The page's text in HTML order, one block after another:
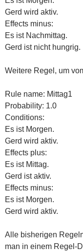
Gerd wird aktiv.
Effects minus:
Es ist Nachmittag.
Gerd ist nicht hungrig.
Weitere Regel, um
Rule name: Mittag1
Probability: 1.0
Conditions:
Es ist Morgen.
Gerd wird aktiv.
Effects plus:
Es ist Mittag.
Gerd ist aktiv.
Effects minus:
Es ist Morgen.
Gerd wird aktiv.
Alle bisherigen
man in einem Regel-